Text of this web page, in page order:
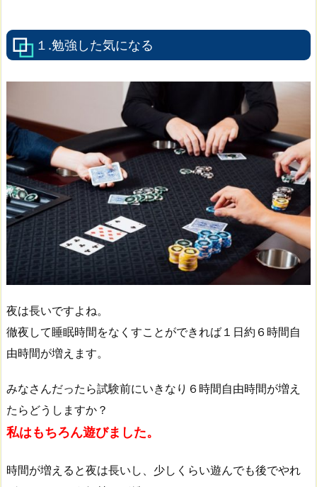
１.勉強した気になる
夜は長いですよね。
徹夜して睡眠時間をなくすことができれば１日約６時間自
由時間が増えます。
みなさんだったら試験前にいきなり６時間自由時間が増え
たらどうしますか？
私はもちろん遊びました。
時間が増えると夜は長いし、少しくらい遊んでも後でやれ